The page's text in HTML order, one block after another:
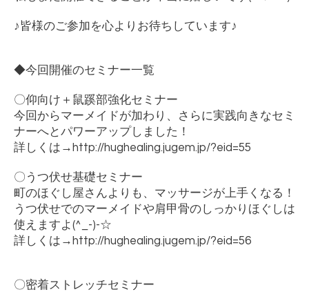
♪皆様のご参加を心よりお待ちしています♪
◆今回開催のセミナー一覧
〇仰向け＋鼠蹊部強化セミナー
今回からマーメイドが加わり、さらに実践向きなセミ
ナーへとパワーアップしました！
詳しくは →http://hughealing.jugem.jp/?eid=55
〇うつ伏せ基礎セミナー
町のほぐし屋さんよりも、マッサージが上手くなる！
うつ伏せでのマーメイドや肩甲骨のしっかりほぐしは
使えますよ (^_-)-☆
詳しくは →http://hughealing.jugem.jp/?eid=56
〇密着ストレッチセミナー